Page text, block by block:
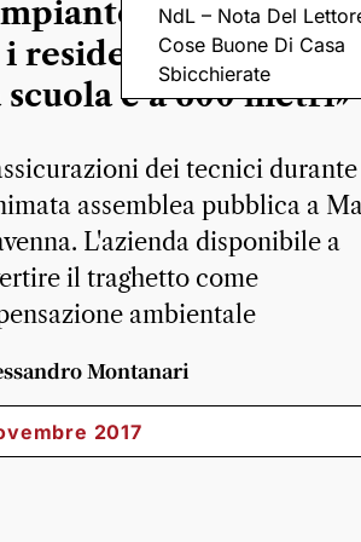
NdL – Nota Del
Cose Buone Di Casa
Sbicchierate
di gnl è
residenti hanno
scuola è a 600 metri»
dei tecnici durante
assemblea pubblica a
L'azienda disponibile a
il traghetto come
ambientale
Montanari
2017